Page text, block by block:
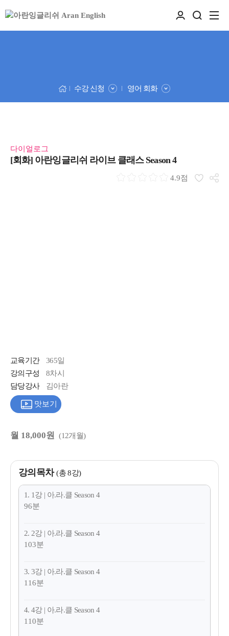
수강 신청 영어 회화
다이얼로그
[회화] 아란잉글리쉬 라이브 클래스 Season 4
4.9점
교육기간
365일
강의구성
8차시
담당강사
김아란
맛보기
월 18,000원 (12개월)
강의목차 (총 8강)
1. 1강 | 아.라.클 Season 4
96분
2. 2강 | 아.라.클 Season 4
103분
3. 3강 | 아.라.클 Season 4
116분
4. 4강 | 아.라.클 Season 4
110분